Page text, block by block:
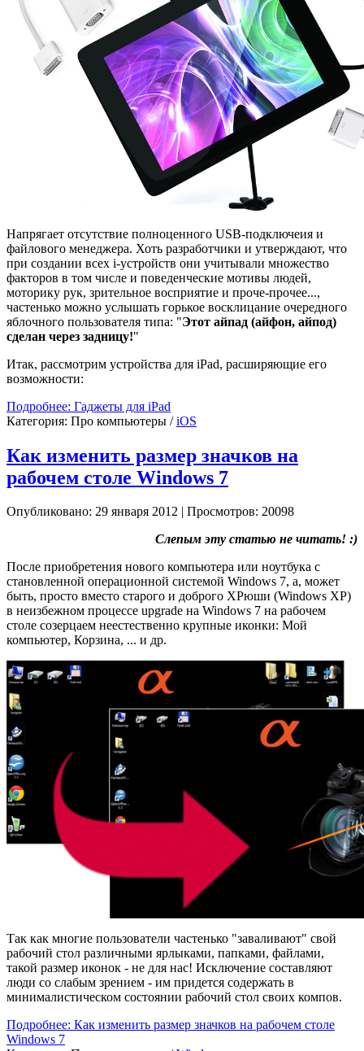
Напрягает отсутствие полноценного USB-подключеия и
файлового менеджера. Хоть разработчики и утверждают, что
при создании всех i-устройств они учитывали множество
факторов в том числе и поведенческие мотивы людей,
моторику рук, зрительное восприятие и проче-прочее...,
частенько можно услышать горькое восклицание очередного
яблочного пользователя типа: "Этот айпад (айфон, айпод)
сделан через задницу!"
Итак, рассмотрим устройства для iPad, расширяющие его
возможности:
Подробнее: Гаджеты для iPad
Категория: Про компьютеры /iOS
Как изменить размер значков на
рабочем столе Windows 7
Опубликовано: 29 января 2012
Просмотров: 20098
Слепым эту статью не читать! :)
После приобретения нового компьютера или ноутбука с
становленной операционной системой Windows 7, а, может
быть, просто вместо старого и доброго ХРюши (Windows XP)
в неизбежном процессе upgrade на Windows 7 на рабочем
столе созерцаем неестественно крупные иконки: Мой
компьютер, Корзина, ... и др.
Так как многие пользователи частенько "заваливают" свой
рабочий стол различными ярлыками, папками, файлами,
такой размер иконок - не для нас! Исключение составляют
люди со слабым зрением - им придется содержать в
минималистическом состоянии рабочий стол своих компов.
Подробнее: Как изменить размер значков на рабочем столе
Windows 7